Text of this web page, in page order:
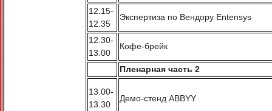
12.15-
12.35
Экспертиза по Вендору Entensys
12.30-
13.00
Кофе-брейк
Пленарная часть 2
13.00-
13.30
Демо-стенд ABBYY